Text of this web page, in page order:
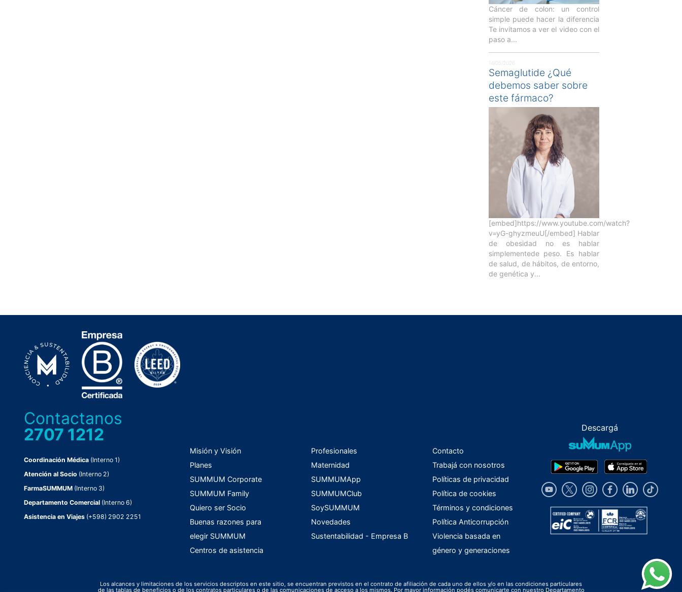
Cáncer de colon: un control
simple puede hacer la diferencia
Te invitamos a ver el video con el
paso a...
14/05/2026
Semaglutide ¿Qué
debemos saber sobre
este fármaco?
[embed]https://www.youtube.com/watch?
v=yG-ghyzmeuU[/embed] Hablar
de obesidad no es hablar
simplementede peso. Es hablar
de salud, de hábitos, de entorno,
de genética y...
Contactanos
2707 1212
Coordinación Médica (Interno 1)
Atención al Socio (Interno 2)
FarmaSUMMUM (Interno 3)
Departamento Comercial (Interno 6)
Asistencia en Viajes (+598) 2902 2251
Misión y Visión
Planes
SUMMUM Corporate
SUMMUM Family
Quiero ser Socio
Buenas razones para
elegir SUMMUM
Centros de asistencia
Profesionales
Maternidad
SUMMUMApp
SUMMUMClub
SoySUMMUM
Novedades
Sustentabilidad - Empresa B
Contacto
Trabajá con nosotros
Políticas de privacidad
Política de cookies
Términos y condiciones
Política Anticorrupción
Violencia basada en
género y generaciones
Descargá
Los alcances y limitaciones de los servicios descriptos en este sitio, se encuentran previstos en el contrato de afiliación de cada uno de ellos y/o en las condiciones particulares
de las tablas de beneficios o de los contratos particulares o de las comunicaciones de acceso a los mismos. Por mayor información podés comunicarte con nuestro Departamento